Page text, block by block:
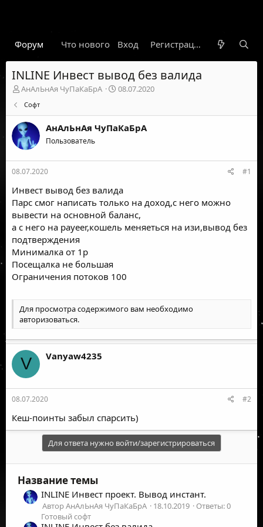
Форум Что нового Гарант Новости
Вход Регистрация
INLINE Инвест вывод без валида
А
о
р
т
е
м
ы
АнАлЬнАя ЧуПаКаБрА
Д
н
а
08.07.2020
Софт
АнАлЬнАя ЧуПаКаБрА
Пользователь
08.07.2020 #1
Инвест вывод без валида
Парс смог написать только на доход,с него можно
вывести на основной баланс,
а с него на payeer,кошель меняеться на изи,вывод без
подтверждения
Минималка от 1р
Посещалка не большая
Ограничения потоков 100
Для просмотра содержимого вам необходимо
авторизоваться.
V Vanyaw4235
08.07.2020 #2
Кеш-поинты забыл спарсить)
Для ответа нужно войти/зарегистрироваться
Название темы
INLINE Инвест проект. Вывод инстант.
Автор АнАлЬнАя ЧуПаКаБрА 18.10.2019
Ответы: 0
Готовый софт